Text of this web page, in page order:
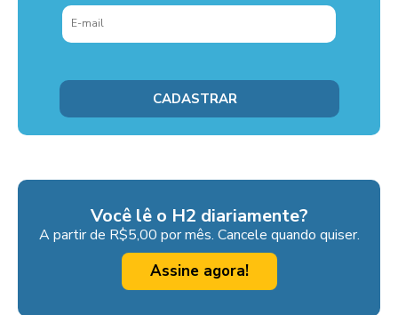
Você lê o H2 diariamente?
A partir de R$5,00 por mês. Cancele quando quiser.
Assine agora!